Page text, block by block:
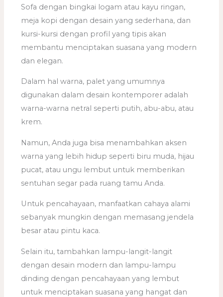
Sofa dengan bingkai logam atau kayu ringan,
meja kopi dengan desain yang sederhana, dan
kursi-kursi dengan profil yang tipis akan
membantu menciptakan suasana yang modern
dan elegan.
Dalam hal warna, palet yang umumnya
digunakan dalam desain kontemporer adalah
warna-warna netral seperti putih, abu-abu, atau
krem.
Namun, Anda juga bisa menambahkan aksen
warna yang lebih hidup seperti biru muda, hijau
pucat, atau ungu lembut untuk memberikan
sentuhan segar pada ruang tamu Anda.
Untuk pencahayaan, manfaatkan cahaya alami
sebanyak mungkin dengan memasang jendela
besar atau pintu kaca.
Selain itu, tambahkan lampu-langit-langit
dengan desain modern dan lampu-lampu
dinding dengan pencahayaan yang lembut
untuk menciptakan suasana yang hangat dan